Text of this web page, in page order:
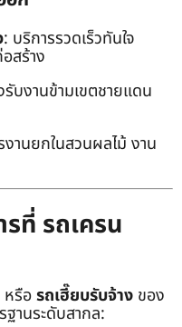
: บริการรวดเร็วทันใจ
สร้าง
รับงานข้ามเขตชายแดน
งานยกในสวนผลไม้ งาน
รที่ รถเครน
หรือรถเฮี๊ยบรับจ้าง ของ
ฐานระดับสากล: